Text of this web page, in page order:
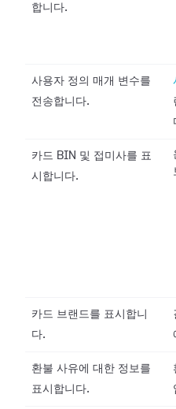
합니다.
사용자 정의 매개 변수를
전송합니다.
카드 BIN 및 접미사를 표
시합니다.
카드 브랜드를 표시합니
다.
환불 사유에 대한 정보를
표시합니다.